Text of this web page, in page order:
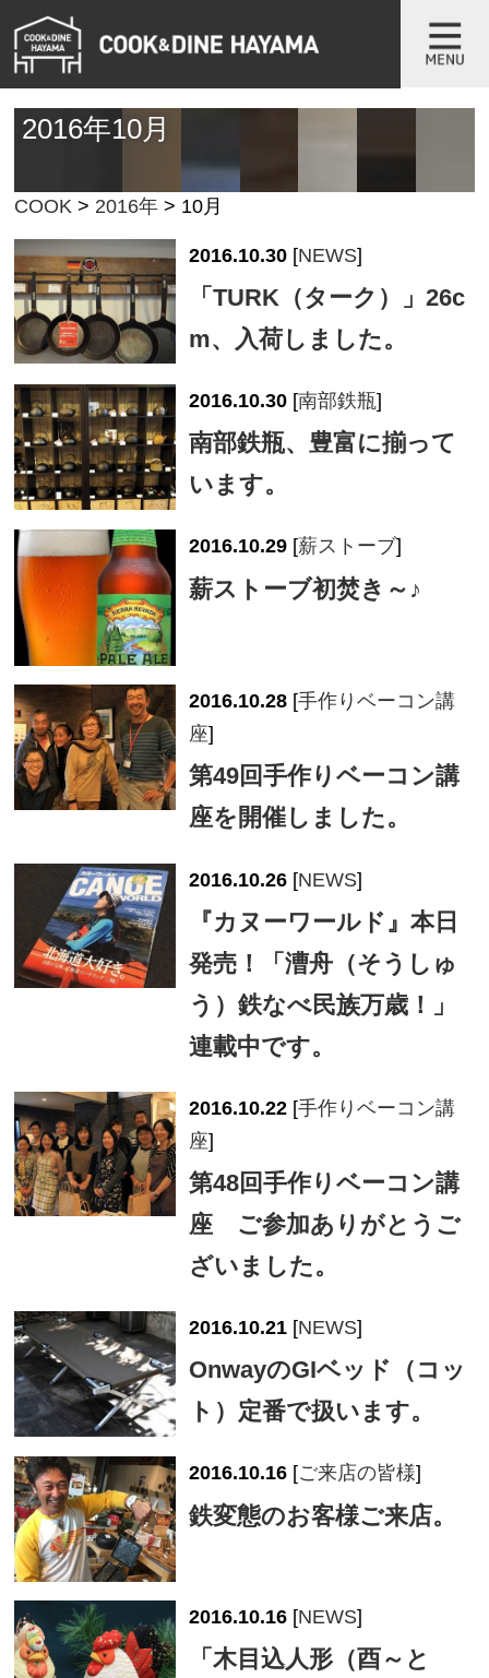
2016年10月
COOK > 2016年 > 10月
2016.10.30 [NEWS]
「TURK（ターク）」26c
m、入荷しました。
2016.10.30 [南部鉄瓶]
南部鉄瓶、豊富に揃って
います。
2016.10.29 [薪ストーブ]
薪ストーブ初焚き～♪
2016.10.28 [手作りベーコン講
座]
第49回手作りベーコン講
座を開催しました。
2016.10.26 [NEWS]
『カヌーワールド』本日
発売！「漕舟（そうしゅ
う）鉄なべ民族万歳！」
連載中です。
2016.10.22 [手作りベーコン講
座]
第48回手作りベーコン講
座 ご参加ありがとうご
ざいました。
2016.10.21 [NEWS]
OnwayのGIベッド（コッ
ト）定番で扱います。
2016.10.16 [ご来店の皆様]
鉄変態のお客様ご来店。
2016.10.16 [NEWS]
「木目込人形（酉～と